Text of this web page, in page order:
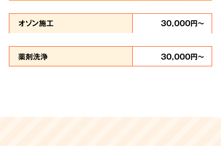
オゾン施工 30,000円～
薬剤洗浄 30,000円～